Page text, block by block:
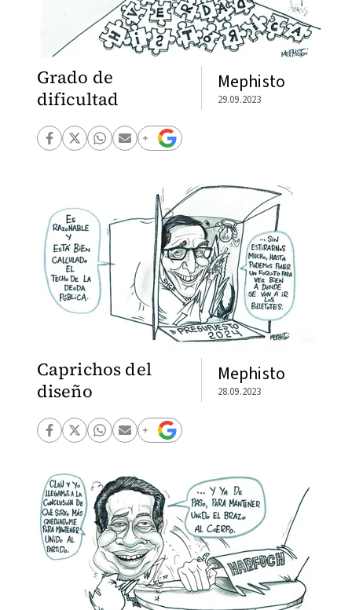
Grado de
dificultad
Mephisto
29.09.2023
Caprichos del
diseño
Mephisto
28.09.2023